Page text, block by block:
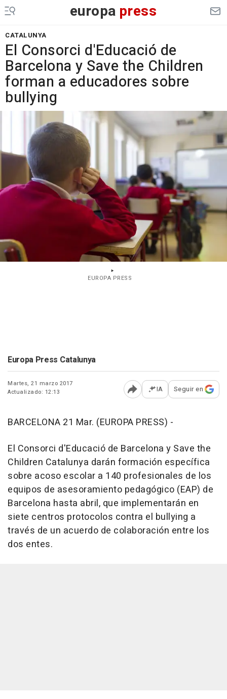
europa press
CATALUNYA
El Consorci d'Educació de
Barcelona y Save the Children
forman a educadores sobre
bullying
EUROPA PRESS
Europa Press Catalunya
Martes, 21 marzo 2017
Actualizado: 12:13
Abrir opciones para
IA Seguir en
BARCELONA 21 Mar. (EUROPA PRESS) -
El Consorci d'Educació de Barcelona y Save the
Children Catalunya darán formación específica
sobre acoso escolar a 140 profesionales de los
equipos de asesoramiento pedagógico (EAP) de
Barcelona hasta abril, que implementarán en
siete centros protocolos contra el bullying a
través de un acuerdo de colaboración entre los
dos entes.